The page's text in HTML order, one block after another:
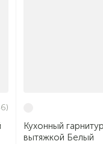
Кухонный
вытяжкой Белый